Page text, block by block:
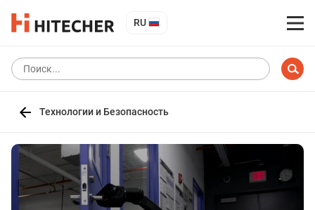
RU
Технологии и Безопасность